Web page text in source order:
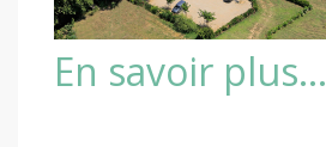
En savoir plus…